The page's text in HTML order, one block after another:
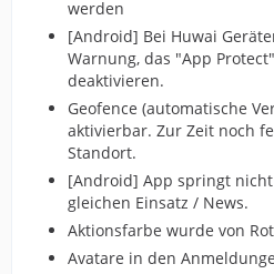
werden
[Android] Bei Huwai
Warnung, das "App
deaktivieren.
Geofence (automatische
aktivierbar. Zur Zeit noch
Standort.
[Android] App springt
gleichen Einsatz / News.
Aktionsfarbe wurde von
Avatare in den